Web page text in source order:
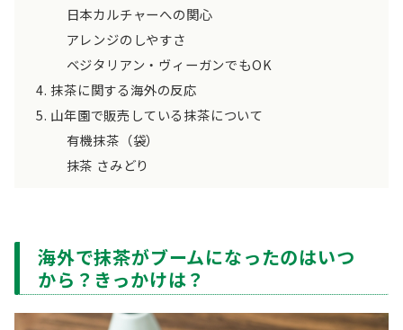
日本カルチャーへの関心
アレンジのしやすさ
ベジタリアン・ヴィーガンでもOK
抹茶に関する海外の反応
山年園で販売している抹茶について
有機抹茶（袋）
抹茶 さみどり
海外で抹茶がブームになったのはいつ
から？きっかけは？